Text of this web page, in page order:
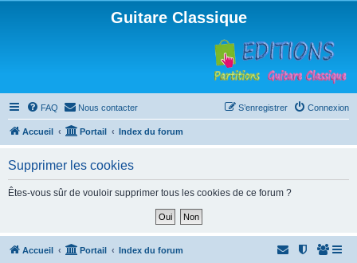
Guitare Classique
FAQ Nous contacter Connexion
S’enregistrer
Accueil Portail Index du forum
Supprimer les cookies
Êtes-vous sûr de vouloir supprimer tous les cookies de ce forum ?
Accueil Portail Index du forum